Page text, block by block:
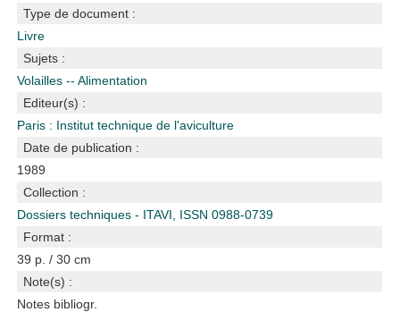
Type de document :
Livre
Sujets :
Volailles -- Alimentation
Editeur(s) :
Paris : Institut technique de l'aviculture
Date de publication :
1989
Collection :
Dossiers techniques - ITAVI, ISSN 0988-0739
Format :
39 p. / 30 cm
Note(s) :
Notes bibliogr.